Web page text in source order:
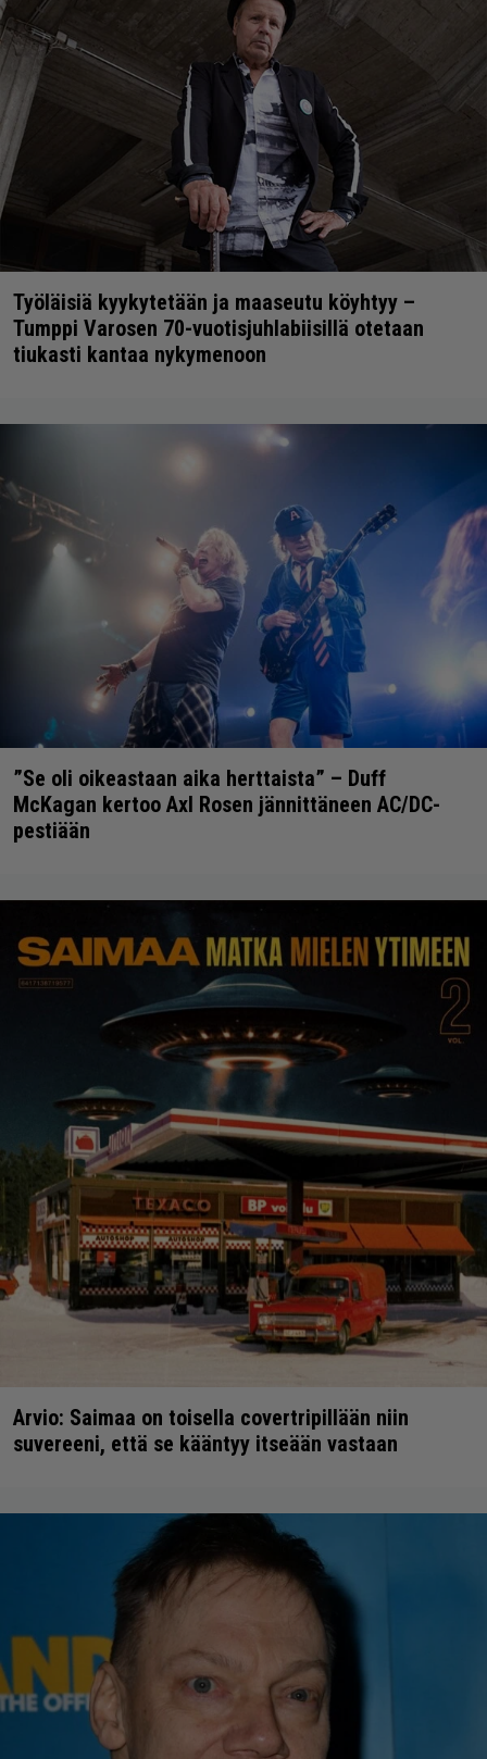
Työläisiä kyykytetään ja maaseutu köyhtyy –
Tumppi Varosen 70-vuotisjuhlabiisillä otetaan
tiukasti kantaa nykymenoon
”Se oli oikeastaan aika herttaista” – Duff
McKagan kertoo Axl Rosen jännittäneen AC/DC-
pestiään
Arvio: Saimaa on toisella covertripillään niin
suvereeni, että se kääntyy itseään vastaan